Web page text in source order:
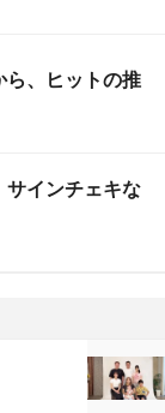
、ヒットの推
インチェキな